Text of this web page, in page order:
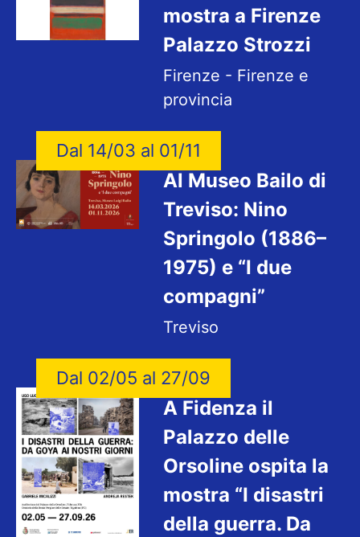
mostra a Firenze
Palazzo Strozzi
Firenze - Firenze e
provincia
Dal 14/03 al 01/11
Al Museo Bailo di
Treviso: Nino
Springolo (1886–
1975) e “I due
compagni”
Treviso
Dal 02/05 al 27/09
A Fidenza il
Palazzo delle
Orsoline ospita la
mostra “I disastri
della guerra. Da